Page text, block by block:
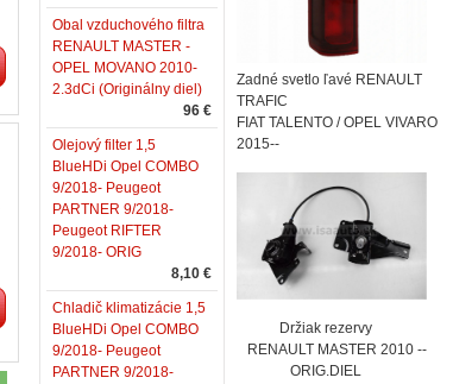
Obal vzduchového filtra
RENAULT MASTER -
OPEL MOVANO 2010-
2.3dCi (Originálny diel)
96 €
Olejový filter 1,5
BlueHDi Opel COMBO
9/2018- Peugeot
PARTNER 9/2018-
Peugeot RIFTER
9/2018- ORIG
8,10 €
Chladič klimatizácie 1,5
BlueHDi Opel COMBO
9/2018- Peugeot
PARTNER 9/2018-
Zadné svetlo ľavé RENAULT
TRAFIC
FIAT TALENTO / OPEL VIVARO
2015--
Držiak rezervy
RENAULT MASTER 2010 --
ORIG.DIEL